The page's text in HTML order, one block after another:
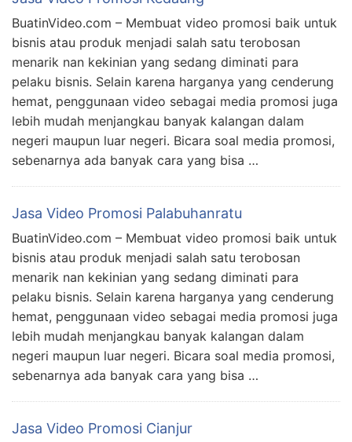
BuatinVideo.com – Membuat video promosi baik untuk
bisnis atau produk menjadi salah satu terobosan
menarik nan kekinian yang sedang diminati para
pelaku bisnis. Selain karena harganya yang cenderung
hemat, penggunaan video sebagai media promosi juga
lebih mudah menjangkau banyak kalangan dalam
negeri maupun luar negeri. Bicara soal media promosi,
sebenarnya ada banyak cara yang bisa …
Jasa Video Promosi Palabuhanratu
BuatinVideo.com – Membuat video promosi baik untuk
bisnis atau produk menjadi salah satu terobosan
menarik nan kekinian yang sedang diminati para
pelaku bisnis. Selain karena harganya yang cenderung
hemat, penggunaan video sebagai media promosi juga
lebih mudah menjangkau banyak kalangan dalam
negeri maupun luar negeri. Bicara soal media promosi,
sebenarnya ada banyak cara yang bisa …
Jasa Video Promosi Cianjur